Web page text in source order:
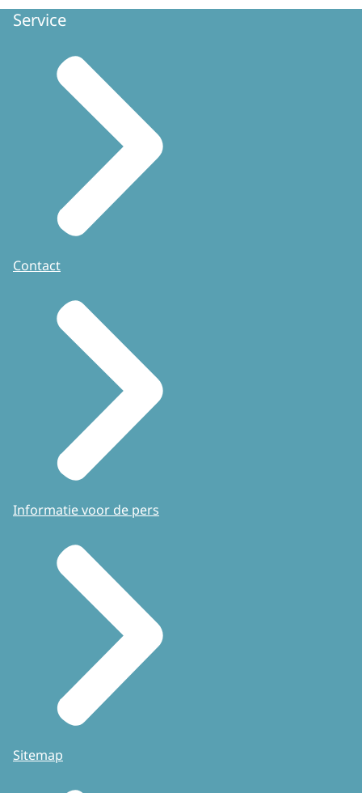
Service
Contact
Informatie voor de pers
Sitemap